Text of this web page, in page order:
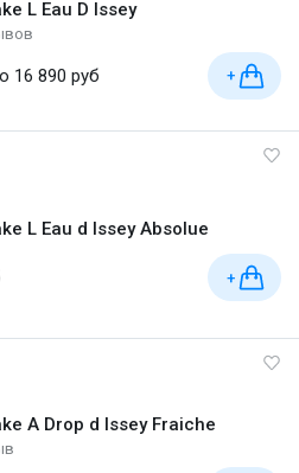
L Eau D Issey
16 890 руб +
L Eau d Issey Absolue
+
A Drop d Issey Fraiche